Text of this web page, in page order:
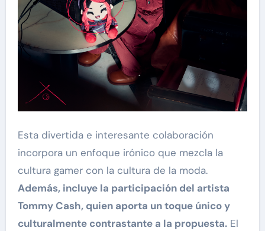
Esta divertida e interesante colaboración
incorpora un enfoque irónico que mezcla la
cultura gamer con la cultura de la moda.
Además, incluye la participación del artista
Tommy Cash, quien aporta un toque único y
culturalmente contrastante a la propuesta.El